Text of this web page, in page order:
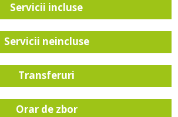
Servicii incluse
Servicii neincluse
Transferuri
Orar de zbor